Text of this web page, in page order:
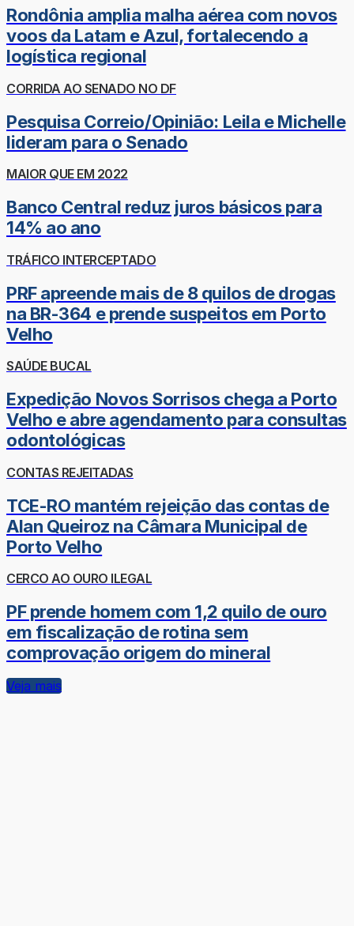
Rondônia amplia malha aérea com novos
voos da Latam e Azul, fortalecendo a
logística regional
CORRIDA AO SENADO NO DF
Pesquisa Correio/Opinião: Leila e Michelle
lideram para o Senado
MAIOR QUE EM 2022
Banco Central reduz juros básicos para
14% ao ano
TRÁFICO INTERCEPTADO
PRF apreende mais de 8 quilos de drogas
na BR-364 e prende suspeitos em Porto
Velho
SAÚDE BUCAL
Expedição Novos Sorrisos chega a Porto
Velho e abre agendamento para consultas
odontológicas
CONTAS REJEITADAS
TCE-RO mantém rejeição das contas de
Alan Queiroz na Câmara Municipal de
Porto Velho
CERCO AO OURO ILEGAL
PF prende homem com 1,2 quilo de ouro
em fiscalização de rotina sem
comprovação origem do mineral
Veja mais